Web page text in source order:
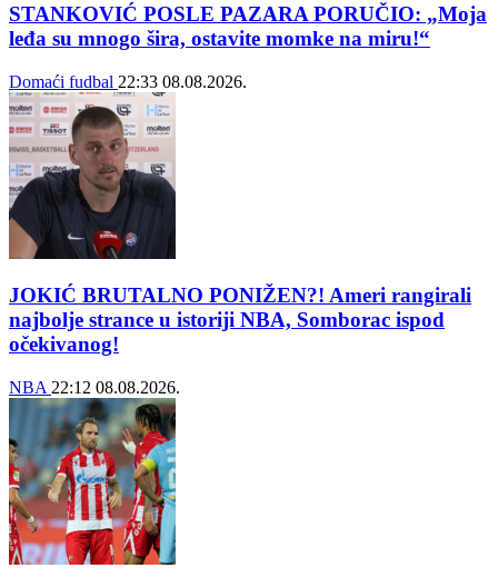
STANKOVIĆ POSLE PAZARA PORUČIO: „Moja
leđa su mnogo šira, ostavite momke na miru!“
Domaći fudbal 22:33 08.08.2026.
JOKIĆ BRUTALNO PONIŽEN?! Ameri rangirali
najbolje strance u istoriji NBA, Somborac ispod
očekivanog!
NBA 22:12 08.08.2026.